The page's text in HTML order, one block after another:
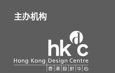
主办机构